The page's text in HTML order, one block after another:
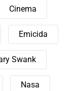
Cinema
Emicida
Swank
Nasa